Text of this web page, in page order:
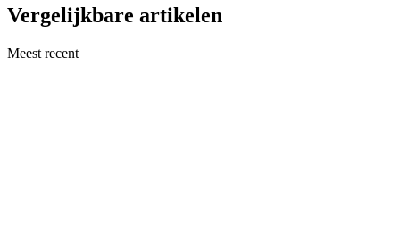
Vergelijkbare artikelen
Meest recent